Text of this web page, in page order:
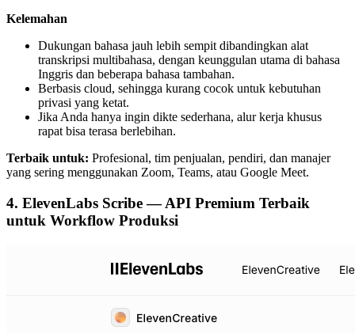
Kelemahan
Dukungan bahasa jauh lebih sempit dibandingkan alat
transkripsi multibahasa, dengan keunggulan utama di bahasa
Inggris dan beberapa bahasa tambahan.
Berbasis cloud, sehingga kurang cocok untuk kebutuhan
privasi yang ketat.
Jika Anda hanya ingin dikte sederhana, alur kerja khusus
rapat bisa terasa berlebihan.
Terbaik untuk: Profesional, tim penjualan, pendiri, dan manajer
yang sering menggunakan Zoom, Teams, atau Google Meet.
4. ElevenLabs Scribe — API Premium Terbaik
untuk Workflow Produksi